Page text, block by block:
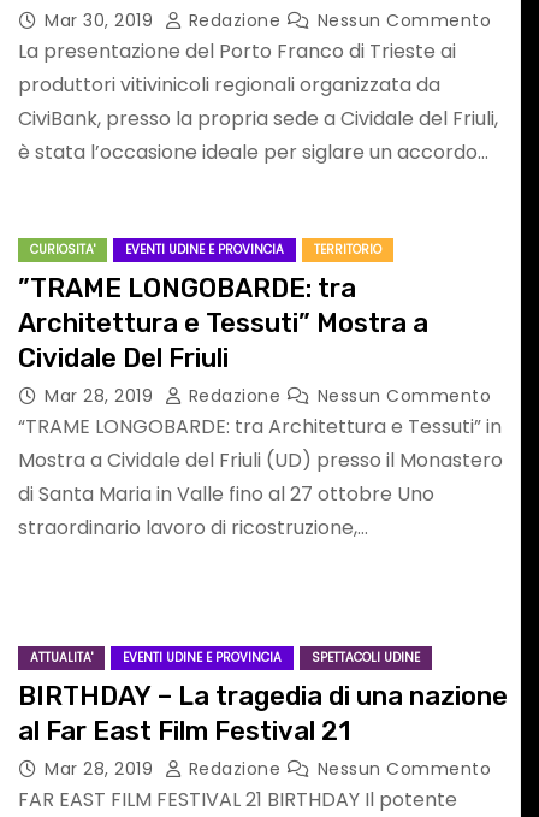
Mar 30, 2019 Redazione Nessun Commento
La presentazione del Porto Franco di Trieste ai
produttori vitivinicoli regionali organizzata da
CiviBank, presso la propria sede a Cividale del Friuli,
è stata l’occasione ideale per siglare un accordo…
CURIOSITA' EVENTI UDINE E PROVINCIA TERRITORIO
”TRAME LONGOBARDE: tra
Architettura e Tessuti” Mostra a
Cividale Del Friuli
Mar 28, 2019 Redazione Nessun Commento
“TRAME LONGOBARDE: tra Architettura e Tessuti” in
Mostra a Cividale del Friuli (UD) presso il Monastero
di Santa Maria in Valle fino al 27 ottobre Uno
straordinario lavoro di ricostruzione,…
ATTUALITA' EVENTI UDINE E PROVINCIA SPETTACOLI UDINE
BIRTHDAY – La tragedia di una nazione
al Far East Film Festival 21
Mar 28, 2019 Redazione Nessun Commento
FAR EAST FILM FESTIVAL 21 BIRTHDAY Il potente
AMBIENTE & NATURA
EVENTI GORIZIA E PROVINCIA
ALLERTA SICCITÀ –
GORIZIA Agosto
2026 : Appello
competenti